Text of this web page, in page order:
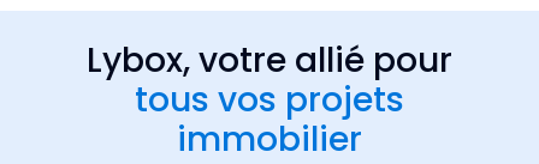
Lybox, votre allié pour
tous vos projets
immobilier